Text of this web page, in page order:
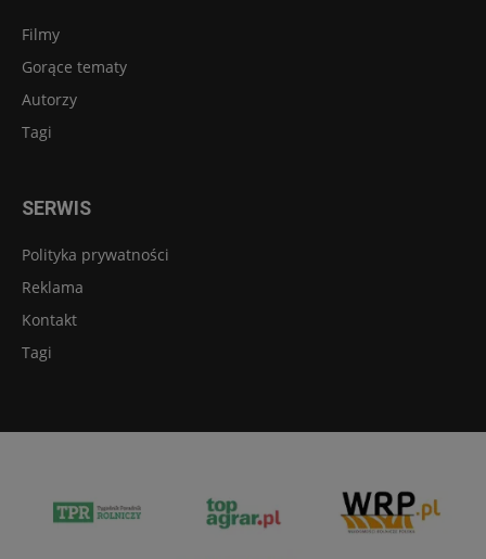
Filmy
Gorące tematy
Autorzy
Tagi
SERWIS
Polityka prywatności
Reklama
Kontakt
Tagi